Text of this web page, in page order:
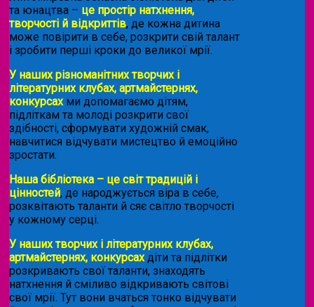
та юнацтва – це простір натхнення,
творчості й відкриттів, де кожна дитина
може повірити в себе, розкрити свій талант
і зробити перші кроки до великої мрії.
У наших різноманітних творчих і
літературних клубах, артмайстернях,
конкурсахми допомагаємо дітям,
підліткам та молоді розкрити свої
здібності, сформувати художній смак,
навчитися відчувати мистецтво й емоційно
зростати.
Наша бібліотека – це світ традицій і
цінностей, де народжується віра в себе,
розквітають таланти й сяє світло творчості
у кожному серці.
У наших творчих і літературних клубах,
артмайстернях, конкурсахдіти та підлітки
розкривають свої таланти, знаходять
натхнення й сміливо відкривають світові
свої мрії. Тут вони вчаться тонко відчувати